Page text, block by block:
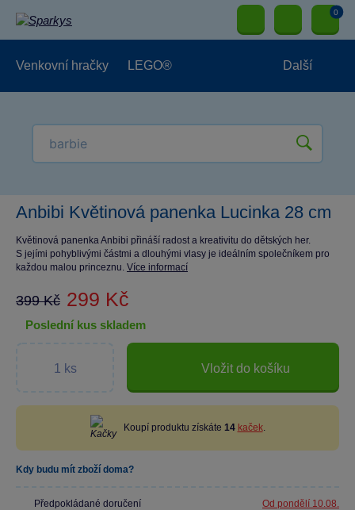
0
Venkovní hračky LEGO® Další
Anbibi Květinová panenka Lucinka 28 cm
Květinová panenka Anbibi přináší radost a kreativitu do dětských her.
S jejími pohyblivými částmi a dlouhými vlasy je ideálním společníkem pro
každou malou princeznu. Více informací
399 Kč 299 Kč
poslední kus skladem
Vložit do košíku
Koupí produktu získáte 14 kaček.
Kdy budu mít zboží doma?
Předpokládané doručení Od pondělí 10.08.